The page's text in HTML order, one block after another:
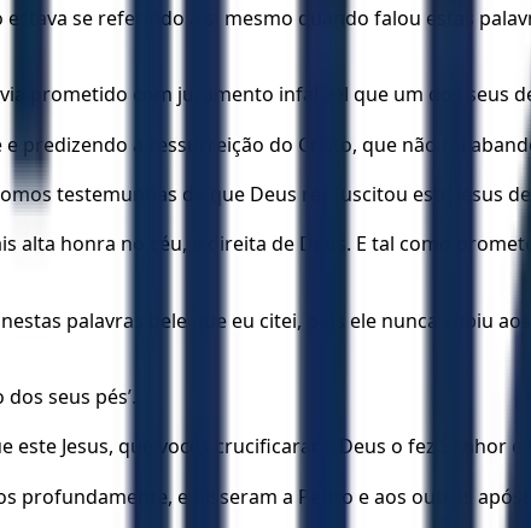
estava se referindo a si mesmo quando falou estas
prometido com juramento infalível que um dos seus
e predizendo a ressurreição do Cristo, que não foi
testemunhas de que Deus ressuscitou este Jesus
alta honra no céu, à direita de Deus. E tal como
palavras dele que eu citei, pois ele nunca subiu
seus pés’.
este Jesus, que vocês crucificaram, Deus o fez Senhor e
profundamente, e disseram a Pedro e aos outros